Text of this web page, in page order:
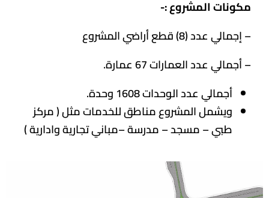
مكونات المشروع :-
– إجمالي عدد (8) قطع أراضي المشروع
– أجمالي عدد العمارات 67 عمارة.
أجمالي عدد الوحدات 1608 وحدة.
ويشمل المشروع مناطق للخدمات مثل ( مركز
طبي – مسجد – مدرسة –مباني تجارية وادارية )